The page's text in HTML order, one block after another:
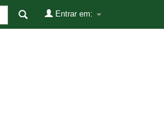
Entrar em: